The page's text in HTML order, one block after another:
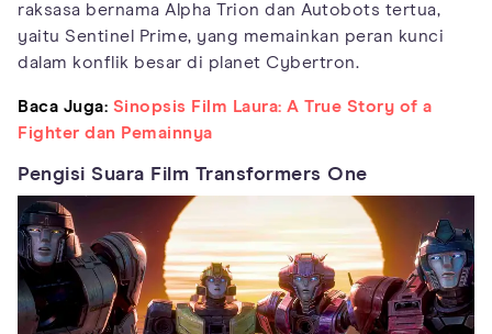
raksasa bernama Alpha Trion dan Autobots tertua,
yaitu Sentinel Prime, yang memainkan peran kunci
dalam konflik besar di planet Cybertron.
Baca Juga: Sinopsis Film Laura: A True Story of a
Fighter dan Pemainnya
Pengisi Suara Film Transformers One